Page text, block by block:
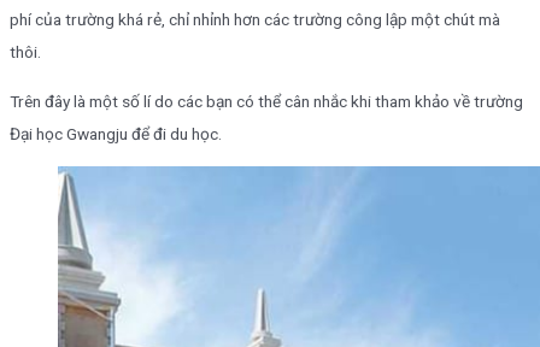
phí của trường khá rẻ, chỉ nhỉnh hơn các trường công lập một chút mà
thôi.
Trên đây là một số lí do các bạn có thể cân nhắc khi tham khảo về trường
Đại học Gwangju để đi du học.